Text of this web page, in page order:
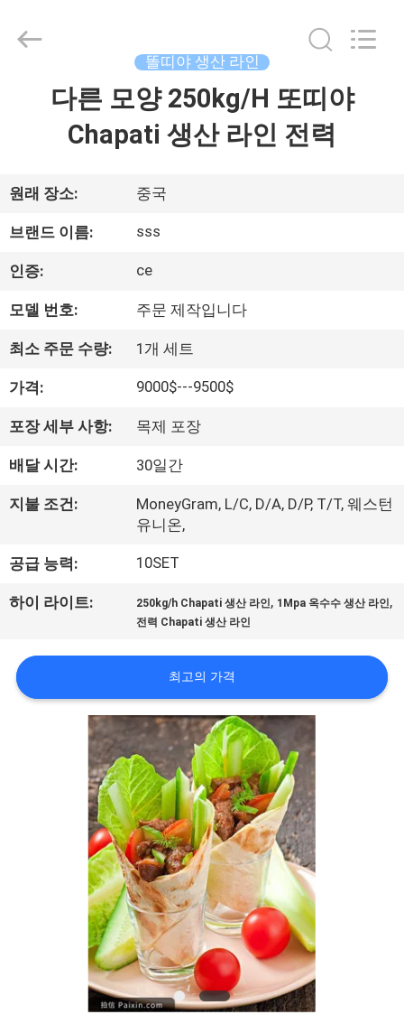
품
비
디
우
리
에
관
것
장
똘띠야 생산 라인
다른 모양 250kg/H 또띠야
Chapati 생산 라인 전력
원래 장소: 중국
브랜드 이름: sss
인증: ce
모델 번호: 주문 제작입니다
최소 주문 수량: 1개 세트
가격: 9000$---9500$
포장 세부 사항: 목제 포장
배달 시간: 30일간
지불 조건:
MoneyGram, L/C, D/A, D/P, T/T, 웨스턴
유니온,
공급 능력: 10SET
하이 라이트: 250kg/h Chapati 생산 라인, 1Mpa 옥수수 생산 라인,
전력 Chapati 생산 라인
최고의 가격